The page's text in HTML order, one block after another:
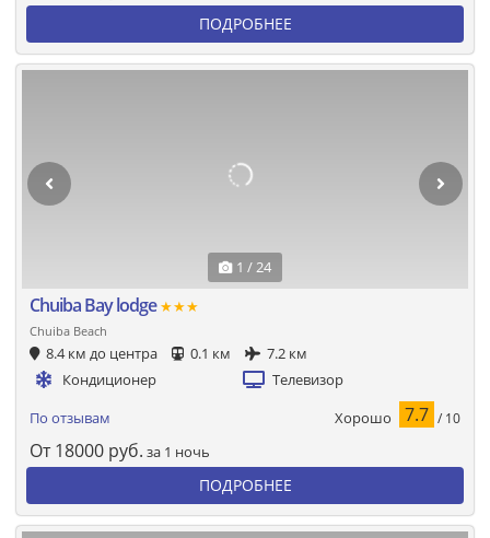
ПОДРОБНЕЕ
1 / 24
Chuiba Bay lodge★★★
Chuiba Beach
8.4 км до центра 0.1 км
7.2 км
Кондиционер
Телевизор
По отзывам Хорошо 7.7 / 10
От 18000 руб. за 1 ночь
ПОДРОБНЕЕ